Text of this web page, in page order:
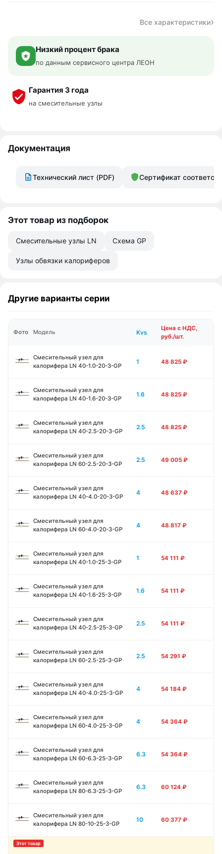
Все характеристики
Низкий процент брака
по данным сервисного центра ЛЕОН
Гарантия 3 года
на смесительные узлы
Документация
Технический лист (PDF) Сертификат
Этот товар из подборок
Смесительные узлы LN Схема GP
Узлы обвязки калориферов
Другие варианты серии
Фото Модель Kvs
Цена с НДС,
руб./шт.
Смесительный узел для
калорифера LN 40-1.0-20-3-GP
1 48 825 ₽
Смесительный узел для
калорифера LN 40-1.6-20-3-GP
1.6 48 825 ₽
Смесительный узел для
калорифера LN 40-2.5-20-3-GP
2.5 48 825 ₽
Смесительный узел для
калорифера LN 60-2.5-20-3-GP
2.5 49 005 ₽
Смесительный узел для
калорифера LN 40-4.0-20-3-GP
4 48 637 ₽
Смесительный узел для
калорифера LN 60-4.0-20-3-GP
4 48 817 ₽
Смесительный узел для
калорифера LN 40-1.0-25-3-GP
1 54 111 ₽
Смесительный узел для
калорифера LN 40-1.6-25-3-GP
1.6 54 111 ₽
Смесительный узел для
калорифера LN 40-2.5-25-3-GP
2.5 54 111 ₽
Смесительный узел для
калорифера LN 60-2.5-25-3-GP
2.5 54 291 ₽
Смесительный узел для
калорифера LN 40-4.0-25-3-GP
4 54 184 ₽
Смесительный узел для
калорифера LN 60-4.0-25-3-GP
4 54 364 ₽
Смесительный узел для
калорифера LN 60-6.3-25-3-GP
6.3 54 364 ₽
Смесительный узел для
калорифера LN 80-6.3-25-3-GP
6.3 60 124 ₽
Смесительный узел для
калорифера LN 80-10-25-3-GP
10 60 377 ₽